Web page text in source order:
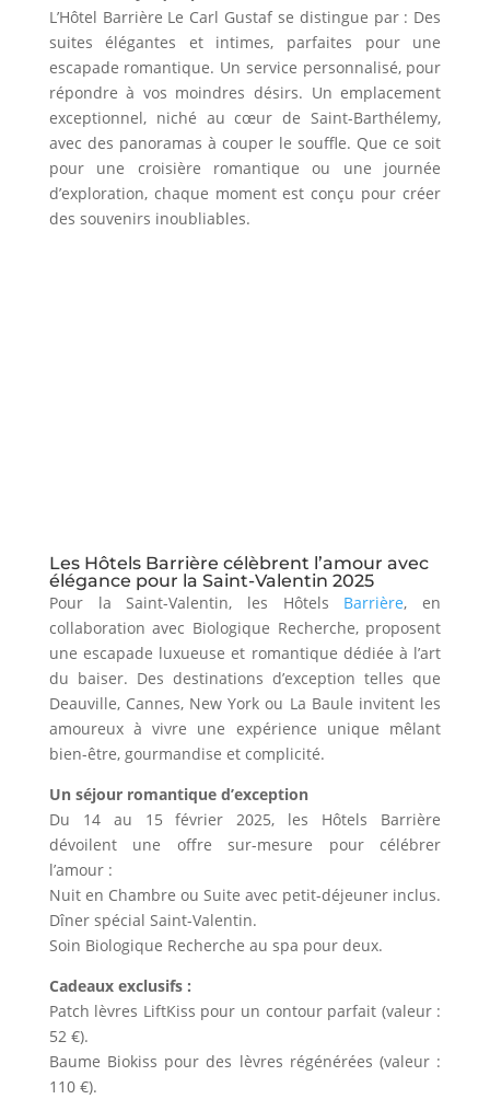
L’Hôtel Barrière Le Carl Gustaf se distingue par : Des
suites élégantes et intimes, parfaites pour une
escapade romantique. Un service personnalisé, pour
répondre à vos moindres désirs. Un emplacement
exceptionnel, niché au cœur de Saint-Barthélemy,
avec des panoramas à couper le souffle. Que ce soit
pour une croisière romantique ou une journée
d’exploration, chaque moment est conçu pour créer
des souvenirs inoubliables.
Les Hôtels Barrière célèbrent l’amour avec
élégance pour la Saint-Valentin 2025
Pour la Saint-Valentin, les Hôtels Barrière, en
collaboration avec Biologique Recherche, proposent
une escapade luxueuse et romantique dédiée à l’art
du baiser. Des destinations d’exception telles que
Deauville, Cannes, New York ou La Baule invitent les
amoureux à vivre une expérience unique mêlant
bien-être, gourmandise et complicité.
Un séjour romantique d’exception
Du 14 au 15 février 2025, les Hôtels Barrière
dévoilent une offre sur-mesure pour célébrer
l’amour :
Nuit en Chambre ou Suite avec petit-déjeuner inclus.
Dîner spécial Saint-Valentin.
Soin Biologique Recherche au spa pour deux.
Cadeaux exclusifs :
Patch lèvres LiftKiss pour un contour parfait (valeur :
52 €).
Baume Biokiss pour des lèvres régénérées (valeur :
110 €).